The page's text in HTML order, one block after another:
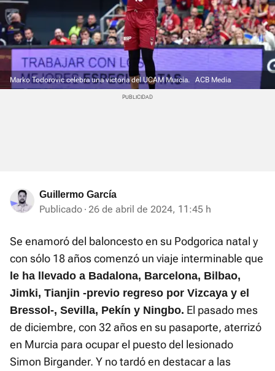
Marko Todorovic celebra una victoria del UCAM Murcia. ACB Media
Guillermo García
Publicado 26 de abril de 2024, 11:45 h
Se enamoró del baloncesto en su Podgorica natal y
con sólo 18 años comenzó un viaje interminable que
e ha llevado a Badalona, Barcelona, Bilbao,
Jimki, Tianjin -previo regreso por Vizcaya y el
Bressol-, Sevilla, Pekín y Ningbo. El pasado mes
de diciembre, con 32 años en su pasaporte, aterrizó
en Murcia para ocupar el puesto del lesionado
Simon Birgander. Y no tardó en destacar a las